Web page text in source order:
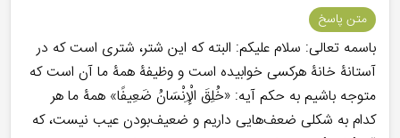
متن پاسخ
باسمه تعالی: سلام علیکم: البته که این شتر، شتری است که در
آستانۀ خانۀ هرکسی خوابیده است و وظیفۀ همۀ ما آن است که
متوجه باشیم به حکم آیه: «خُلِقَ الْإِنْسَانُ ضَعِيفًا» همۀ ما هر
کدام به شکلی ضعف‌هایی داریم و ضعیف‌بودن عیب نیست، که